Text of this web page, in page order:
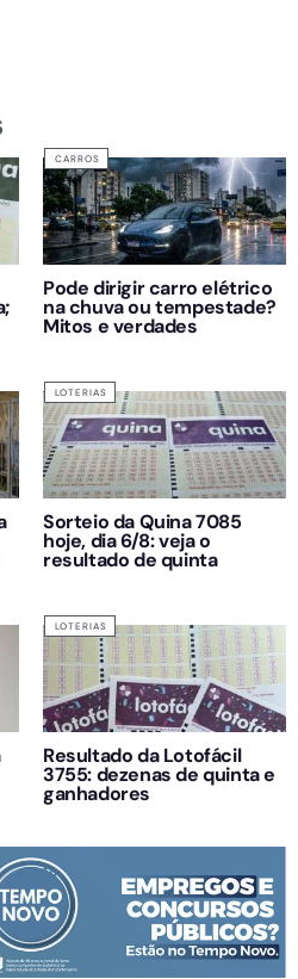
CARROS
Pode dirigir carro elétrico
na chuva ou tempestade?
Mitos e verdades
LOTERIAS
Sorteio da Quina 7085
hoje, dia 6/8: veja o
resultado de quinta
LOTERIAS
Resultado da Lotofácil
3755: dezenas de quinta e
ganhadores